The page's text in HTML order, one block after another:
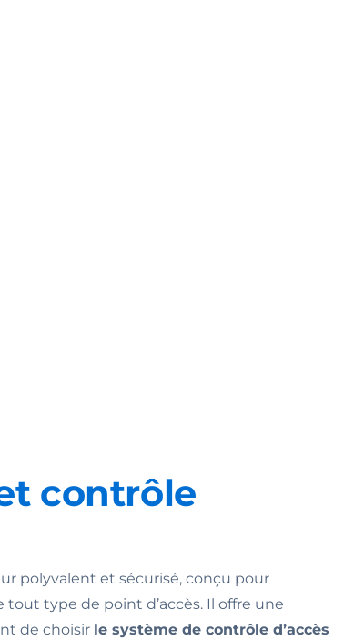
contrôle
polyvalent et sécurisé, conçu pour
tout type de point d’accès. Il offre une
de choisir le système de contrôle d’accès